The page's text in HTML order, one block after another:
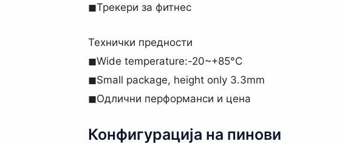
◼Трекери за фитнес
Технички предности
◼Wide temperature:-20~+85°C
◼Small package, height only 3.3mm
◼Одлични перформанси и цена
Конфигурација на пинови